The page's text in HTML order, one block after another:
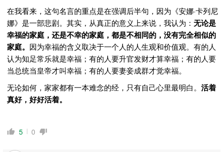
在我看来，这句名言的重点是在强调后半句，因为《安娜·卡列尼
娜》是一部悲剧。其实，从真正的意义上来说，我认为： 无论是
幸福的家庭，还是不幸的家庭，都是不相同的，没有完全相似的
家庭。 因为幸福的含义取决于一个人的人生观和价值观。有的人
认为知足常乐就是幸福；有的人要升官发财才算幸福；有的人要
当总统当皇帝才叫幸福；有的人要妻妾成群才觉幸福。
无论如何，家家都有一本难念的经，只有自己心里最明白。 活着
真好，好好活着。
5 0